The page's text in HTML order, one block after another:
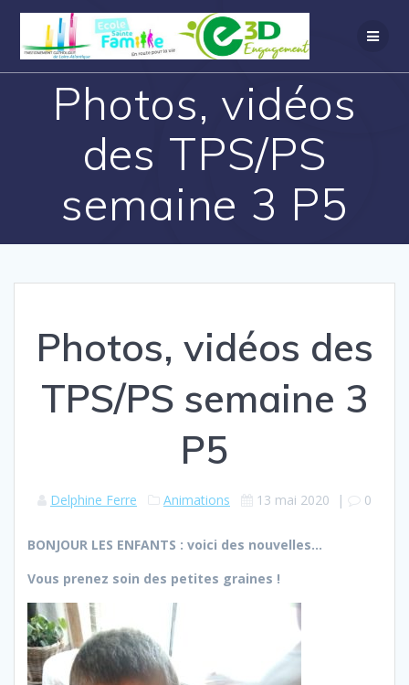
Photos, vidéos
des TPS/PS
semaine 3 P5
Photos, vidéos des
TPS/PS semaine 3
P5
Delphine Ferre Animations 13 mai 2020 | 0
BONJOUR LES ENFANTS : voici des nouvelles…
Vous prenez soin des petites graines !